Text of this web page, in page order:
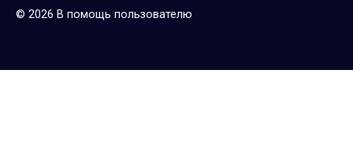
© 2026 В помощь пользователю